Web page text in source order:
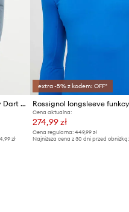
Montane longsleeve funkcyjny Dart XT
zł
extra -5% z kodem: OFF*
Cena aktualna:
274,99 zł
Cena regularna: 449,99 zł
Najniższa cena z 30 dni przed obniżką: